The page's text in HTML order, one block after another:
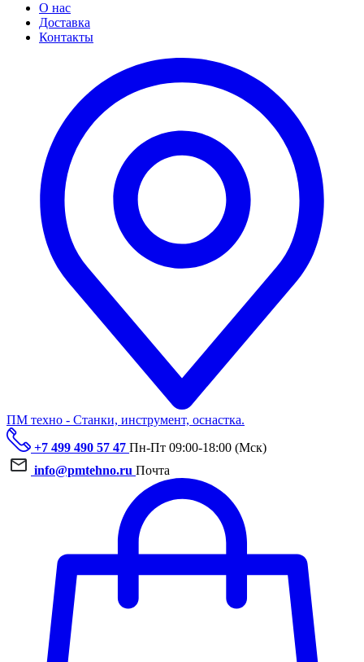
О нас
Доставка
Контакты
ПМ техно - Станки, инструмент, оснастка.
+7 499 490 57 47 Пн-Пт 09:00-18:00 (Мск)
info@pmtehno.ru Почта